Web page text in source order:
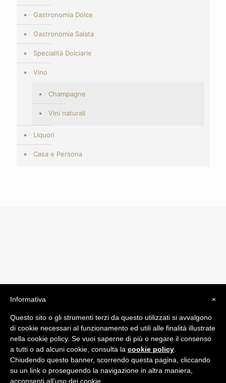
Gastronomia Dolce
Gastronomia Salata
Specialità Dolciarie
Vino
Champagne
Vini naturali
Liquori
Casa e Persona
byComunicatori su Misura srl
Termini e Condizioni di Vendita - Terms and Conditions
ITA:
ENG:
×
Informativa
Questo sito o gli strumenti terzi da questo utilizzati si avvalgono
di cookie necessari al funzionamento ed utili alle finalità illustrate
nella cookie policy. Se vuoi saperne di più o negare il consenso
a tutti o ad alcuni cookie, consulta la cookie policy
Chiudendo questo banner, scorrendo questa pagina, cliccando
su un link o proseguendo la navigazione in altra maniera,
acconsenti all’uso dei cookie.